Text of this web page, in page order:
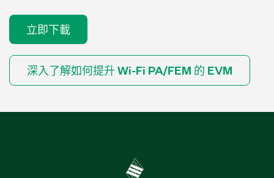
立即下載
深入了解如何提升 Wi-Fi PA/FEM 的 EVM